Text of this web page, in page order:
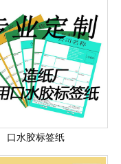
口水胶标签纸